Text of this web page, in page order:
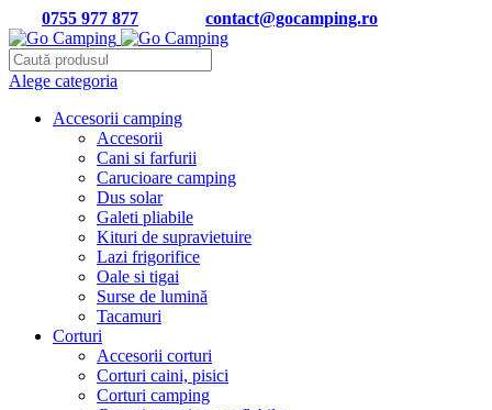
0755 977 877 contact@gocamping.ro
Alege categoria
Accesorii camping
Accesorii
Cani si farfurii
Carucioare camping
Dus solar
Galeti pliabile
Kituri de supravietuire
Lazi frigorifice
Oale si tigai
Surse de lumină
Tacamuri
Corturi
Accesorii corturi
Corturi caini, pisici
Corturi camping